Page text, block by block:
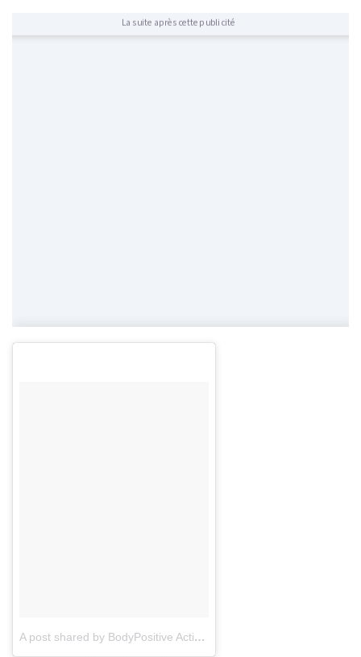
La suite après cette publicité
A post shared by BodyPositive Activist Model (@khrystyana)